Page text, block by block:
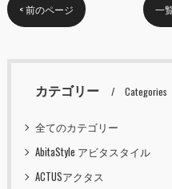
< 前のページ 一
カテゴリー Categories
全てのカテゴリー
AbitaStyle アビタスタイル
ACTUSアクタス